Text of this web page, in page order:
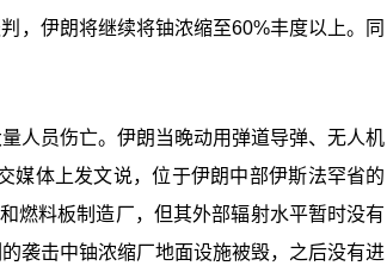
，伊朗将继续将铀浓缩至60%丰度以上。同
人员伤亡。伊朗当晚动用弹道导弹、无人机
媒体上发文说，位于伊朗中部伊斯法罕省的
燃料板制造厂，但其外部辐射水平暂时没有
袭击中铀浓缩厂地面设施被毁，之后没有进